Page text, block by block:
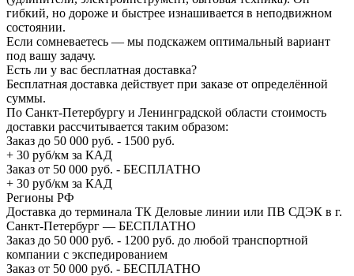
гибкий, но дороже и быстрее изнашивается в неподвижном
состоянии.
Если сомневаетесь — мы подскажем оптимальный вариант
под вашу задачу.
Есть ли у вас бесплатная доставка?
Бесплатная доставка действует при заказе от определённой
суммы.
По Санкт-Петербургу и Ленинградской области стоимость
доставки рассчитывается таким образом:
Заказ до 50 000 руб. - 1500 руб.
+ 30 руб/км за КАД
Заказ от 50 000 руб. - БЕСПЛАТНО
+ 30 руб/км за КАД
Регионы РФ
Доставка до терминала ТК Деловые линии или ПВ СДЭК в г.
Санкт-Петербург — БЕСПЛАТНО
Заказ до 50 000 руб. - 1200 руб. до любой транспортной
компании с экспедированием
Заказ от 50 000 руб. - БЕСПЛАТНО